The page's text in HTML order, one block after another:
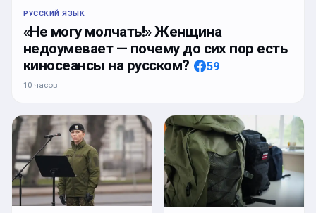
РУССКИЙ ЯЗЫК
«Не могу молчать!» Женщина
недоумевает — почему до сих пор есть
киносеансы на русском?
59
10 часов